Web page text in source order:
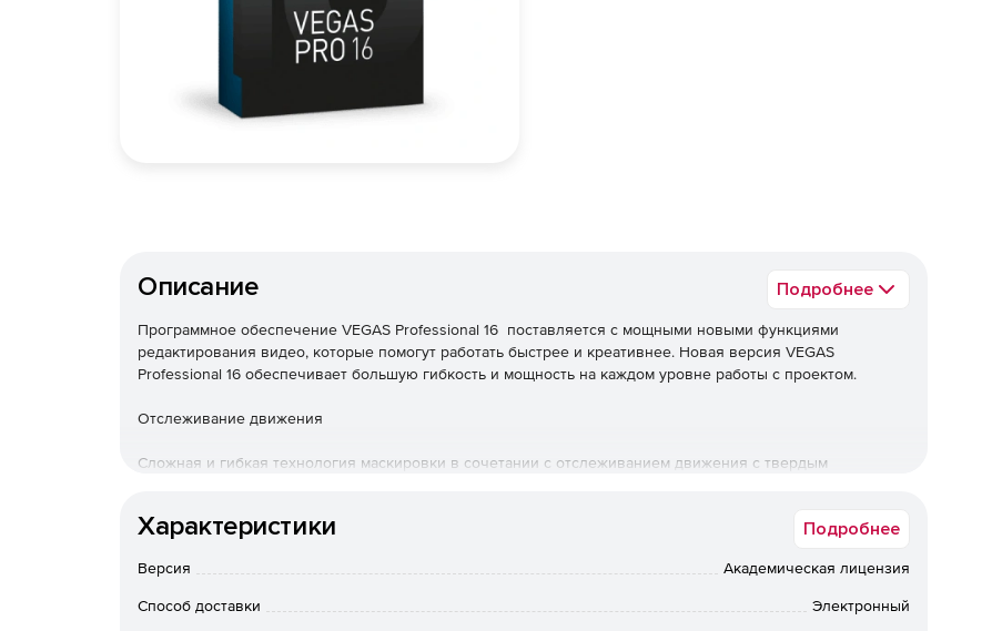
Описание Подробнее
Программное обеспечение VEGAS Professional 16 поставляется с мощными новыми функциями
редактирования видео, которые помогут работать быстрее и креативнее. Новая версия VEGAS
Professional 16 обеспечивает большую гибкость и мощность на каждом уровне работы с проектом.
Отслеживание движения
Сложная и гибкая технология маскировки в сочетании с отслеживанием движения с твердым
эффекты. Интегрированное отслеживание движения, разработанное командой VEGAS специально для
Характеристики Подробнее
Версия Академическая лицензия
Способ доставки Электронный